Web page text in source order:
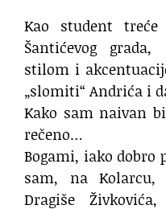
Kao student
Šantićevog
stilom i
„slomiti“ Andrića i
Kako sam naivan
rečeno…
Bogami, iako dobro
sam, na Kolarcu,
Dragiše